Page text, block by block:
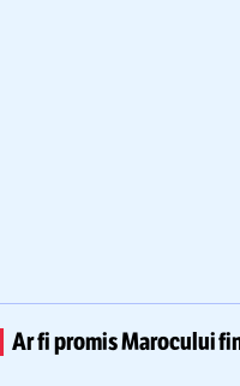
Ar fi promis Marocului